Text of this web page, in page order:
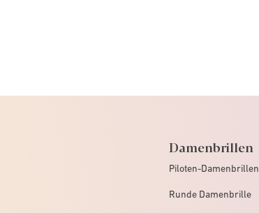
Damenbrillen
Piloten-Damenbrillen
Runde Damenbrille